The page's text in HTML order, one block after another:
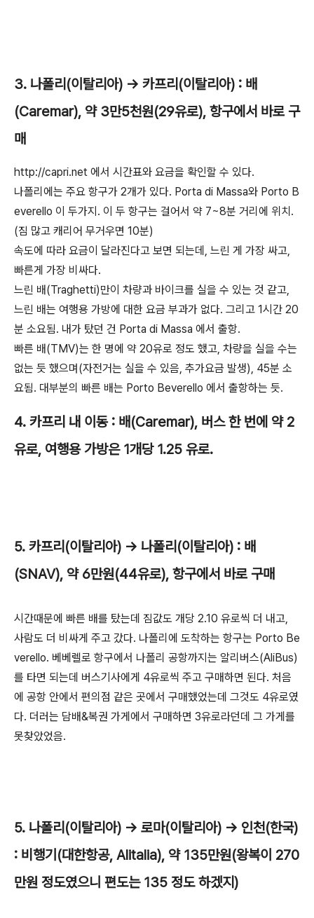
3. 나폴리(이탈리아) -> 카프리(이탈리아) : 배
(Caremar), 약 3만5천원(29유로), 항구에서 바로 구
매
http://capri.net 에서 시간표와 요금을 확인할 수 있다.
나폴리에는 주요 항구가 2개가 있다. Porta di Massa와 Porto B
everello 이 두가지. 이 두 항구는 걸어서 약 7~8분 거리에 위치.
(짐 많고 캐리어 무거우면 10분)
속도에 따라 요금이 달라진다고 보면 되는데, 느린 게 가장 싸고,
빠른게 가장 비싸다.
느린 배(Traghetti)만이 차량과 바이크를 실을 수 있는 것 같고,
느린 배는 여행용 가방에 대한 요금 부과가 없다. 그리고 1시간 20
분 소요됨. 내가 탔던 건 Porta di Massa 에서 출항.
빠른 배(TMV)는 한 명에 약 20유로 정도 했고, 차량을 실을 수는
없는 듯 했으며(자전거는 실을 수 있음, 추가요금 발생), 45분 소
요됨. 대부분의 빠른 배는 Porto Beverello 에서 출항하는 듯.
4. 카프리 내 이동 : 배(Caremar), 버스 한 번에 약 2
유로, 여행용 가방은 1개당 1.25 유로.
5. 카프리(이탈리아) -> 나폴리(이탈리아) : 배
(SNAV), 약 6만원(44유로), 항구에서 바로 구매
시간때문에 빠른 배를 탔는데 짐값도 개당 2.10 유로씩 더 내고,
사람도 더 비싸게 주고 갔다. 나폴리에 도착하는 항구는 Porto Be
verello. 베베렐로 항구에서 나폴리 공항까지는 알리버스(AliBus)
를 타면 되는데 버스기사에게 4유로씩 주고 구매하면 된다. 처음
에 공항 안에서 편의점 같은 곳에서 구매했었는데 그것도 4유로였
다. 더러는 담배&복권 가게에서 구매하면 3유로라던데 그 가게를
못찾았었음.
5. 나폴리(이탈리아) -> 로마(이탈리아) -> 인천(한국)
: 비행기(대한항공, Alitalia), 약 135만원(왕복이 270
만원 정도였으니 편도는 135 정도 하겠지)